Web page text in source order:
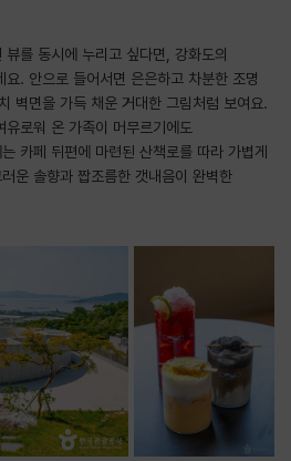
를 동시에 누리고 싶다면, 강화도의
요. 안으로 들어서면 은은하고 차분한 조명
벽면을 가득 채운 거대한 그림처럼 보여요.
로워 온 가족이 머무르기에도
카페 뒤편에 마련된 산책로를 따라 가볍게
운 솔향과 짭조름한 갯내음이 완벽한